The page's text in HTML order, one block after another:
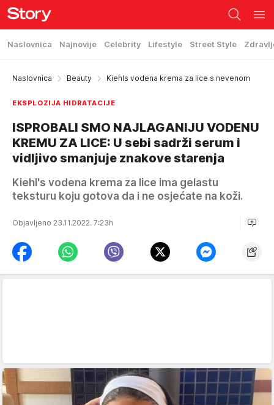
Naslovnica Najnovije Celebrity Lifestyle Street Style
Naslovnica Beauty Kiehls vodena krema za lice s nevenom
EKSPLOZIJA HIDRATACIJE
ISPROBALI SMO NAJLAGANIJU VODENU
KREMU ZA LICE: U sebi sadrži serum i
vidljivo smanjuje znakove starenja
Kiehl's vodena krema za lice ima gelastu
teksturu koju gotova da i ne osjećate na koži.
Objavljeno 23.11.2022. 7:23h